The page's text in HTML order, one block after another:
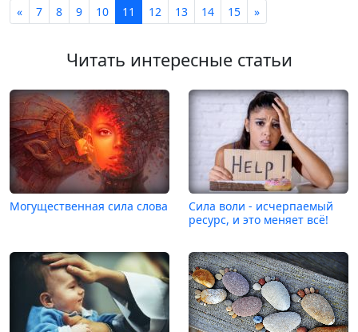
« 7 8 9 10 11 12 13 14 15 »
Читать интересные статьи
Могущественная сила слова
Сила воли - исчерпаемый
ресурс, и это меняет всё!